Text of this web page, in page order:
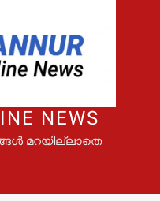
NEWS
മറയില്ലാതെ